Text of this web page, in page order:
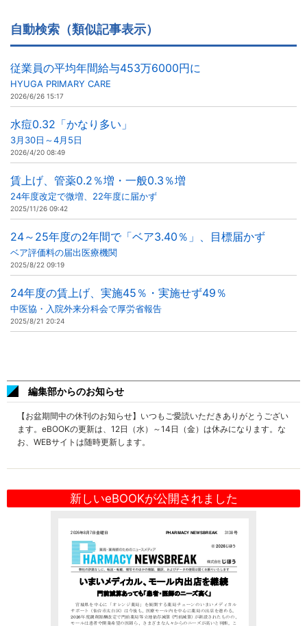
自動検索（類似記事表示）
従業員の平均年間給与453万6000円に
HYUGA PRIMARY CARE
2026/6/26 15:17
水痘0.32「かなり多い」
3月30日～4月5日
2026/4/20 08:49
賃上げ、管薬0.2％増・一般0.3％増
24年度改定で微増、22年度に届かず
2025/11/26 09:42
24～25年度の2年間で「ベア3.40％」、目標届かず
ベア評価料の届出医療機関
2025/8/22 09:19
24年度の賃上げ、実施45％・実施せず49％
中医協・入院外来分科会で厚労省報告
2025/8/21 20:24
編集部からのお知らせ
【お盆期間中の休刊のお知らせ】いつもご愛読いただきありがとうござい
ます。eBOOKの更新は、12日（水）～14日（金）は休みになります。な
お、WEBサイトは随時更新します。
新しいeBOOKが公開されました